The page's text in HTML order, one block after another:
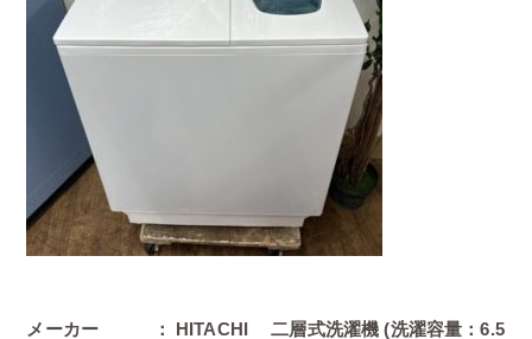
メーカー ： HITACHI 二層式洗濯機 (洗濯容量：6.5